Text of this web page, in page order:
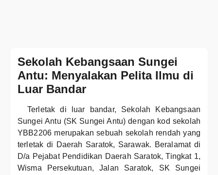
Sekolah Kebangsaan Sungei
Antu: Menyalakan Pelita Ilmu di
Luar Bandar
Terletak di luar bandar, Sekolah Kebangsaan
Sungei Antu (SK Sungei Antu) dengan kod sekolah
YBB2206 merupakan sebuah sekolah rendah yang
terletak di Daerah Saratok, Sarawak. Beralamat di
D/a Pejabat Pendidikan Daerah Saratok, Tingkat 1,
Wisma Persekutuan, Jalan Saratok, SK Sungei